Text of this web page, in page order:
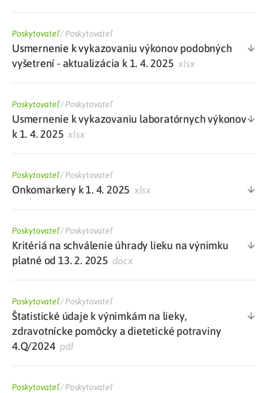
Poskytovateľ/Poskytovateľ
Usmernenie k vykazovaniu výkonov podobných
vyšetrení - aktualizácia k 1. 4. 2025 xlsx
Poskytovateľ/Poskytovateľ
Usmernenie k vykazovaniu laboratórnych výkonov
k 1. 4. 2025 xlsx
Poskytovateľ/Poskytovateľ
Onkomarkery k 1. 4. 2025 xlsx
Poskytovateľ/Poskytovateľ
Kritériá na schválenie úhrady lieku na výnimku
platné od 13. 2. 2025 docx
Poskytovateľ/Poskytovateľ
Štatistické údaje k výnimkám na lieky,
zdravotnícke pomôcky a dietetické potraviny
4.Q/2024pdf
Poskytovateľ/Poskytovateľ